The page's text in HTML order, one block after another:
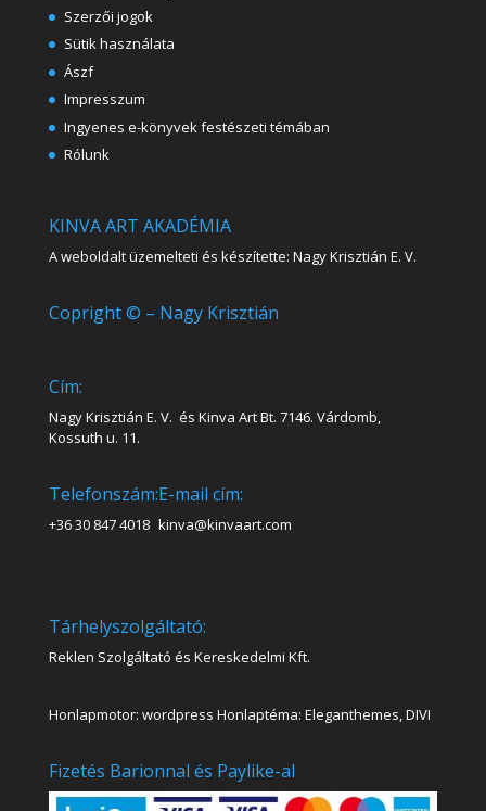
Szerzői jogok
Sütik használata
Ászf
Impresszum
Ingyenes e-könyvek festészeti témában
Rólunk
KINVA ART AKADÉMIA
A weboldalt üzemelteti és készítette: Nagy Krisztián E. V.
Copright © – Nagy Krisztián
Cím:
Nagy Krisztián E. V. és Kinva Art Bt. 7146. Várdomb,
Kossuth u. 11.
Telefonszám:
+36 30 847 4018
E-mail cím:
kinva@kinvaart.com
Tárhelyszolgáltató:
Reklen Szolgáltató és Kereskedelmi Kft.
Honlapmotor: wordpress Honlaptéma: Eleganthemes, DIVI
Fizetés Barionnal és Paylike-al